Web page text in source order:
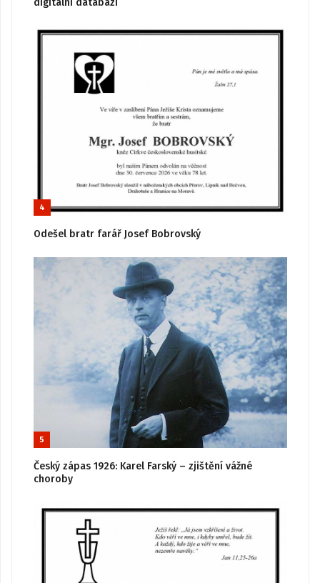
4
Odešel bratr farář Josef Bobrovský
5
Český zápas 1926: Karel Farský – zjištění vážné
choroby